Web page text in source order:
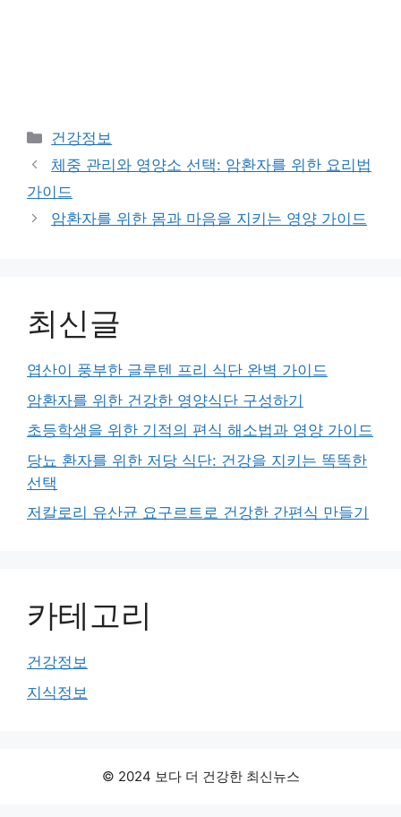
Categories
건강정보
체중 관리와 영양소 선택: 암환자를 위한 요리법
가이드
암환자를 위한 몸과 마음을 지키는 영양 가이드
최신글
엽산이 풍부한 글루텐 프리 식단 완벽 가이드
암환자를 위한 건강한 영양식단 구성하기
초등학생을 위한 기적의 편식 해소법과 영양 가이드
당뇨 환자를 위한 저당 식단: 건강을 지키는 똑똑한
선택
저칼로리 유산균 요구르트로 건강한 간편식 만들기
카테고리
건강정보
지식정보
© 2024 보다 더 건강한 최신뉴스